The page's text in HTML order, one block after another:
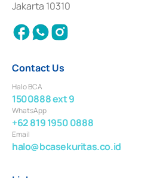
2018.
Jakarta 10310
Contact Us
Halo BCA
1500888 ext 9
WhatsApp
+62 819 1950 0888
Email
halo@bcasekuritas.co.id